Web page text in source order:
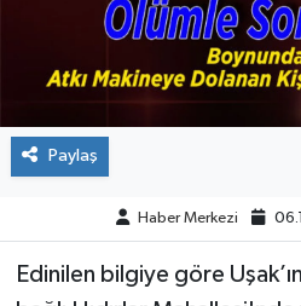
Paylaş
Haber Merkezi
Edinilen bilgiye göre
DÜNYA
HABERDE İNSAN
BİLİM VE TEKNOLOJİ
KÜLTÜR-SANAT